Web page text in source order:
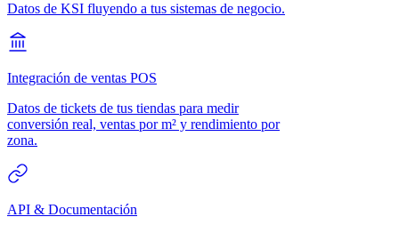
Datos de KSI fluyendo a tus sistemas de negocio.
Integración de ventas POS
Datos de tickets de tus tiendas para medir
conversión real, ventas por m² y rendimiento por
zona.
API & Documentación